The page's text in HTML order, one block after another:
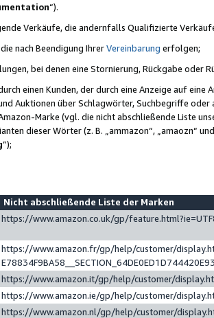
“).
Verkäufe, die andernfalls Qualifizierte
nach Beendigung IhrerVereinbarung erfolgen;
bei denen eine Stornierung, Rückgabe oder
einen Kunden, der durch eine Anzeige auf
Auktionen über Schlagwörter, Suchbegriffe
Marke (vgl. die nicht abschließende Liste
dieser Wörter (z. B. „ammazon“, „amaozn“
”);
Nicht abschließende Liste der Marken
https://www.amazon.co.uk/gp/
https://www.amazon.fr/gp/help/customer/
https://www.amazon.it/gp/help/customer/
https://www.amazon.ie/gp/help/customer/
https://www.amazon.nl/gp/help/customer/